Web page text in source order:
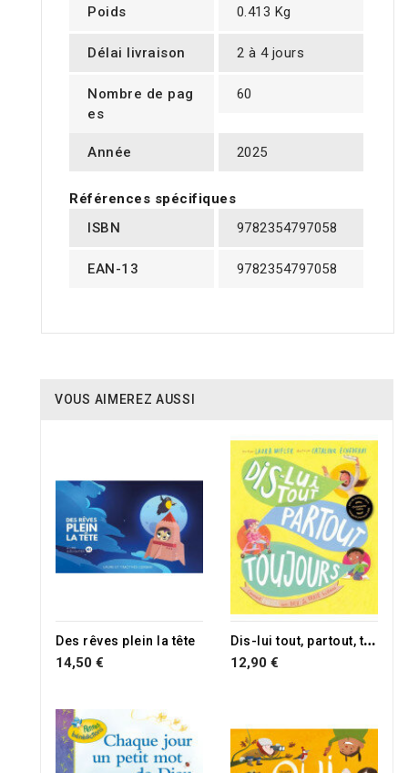
Poids 0.413 Kg
Délai livraison 2 à 4 jours
Nombre de pag
es
60
Année 2025
Références spécifiques
ISBN
9782354797058
EAN-13 9782354797058
VOUS AIMEREZ AUSSI
Des rêves plein la tête
14,50 €
D
is-lui tout, partout, toujours
12,90 €